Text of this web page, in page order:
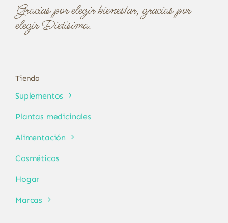
Gracias por elegir bienestar, gracias por
elegir Dietísima.
Tienda
Suplementos
Plantas medicinales
Alimentación
Cosméticos
Hogar
Marcas